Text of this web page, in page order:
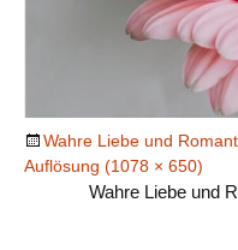
Wahre Liebe und
Auflösung (1078 × 650)
Wahre Liebe und